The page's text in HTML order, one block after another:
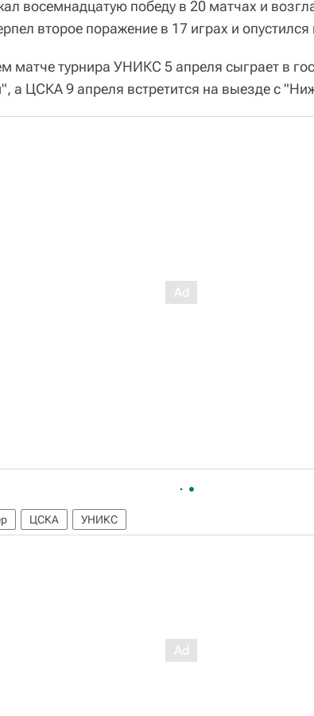
восемнадцатую победу в 20 матчах и
второе поражение в 17 играх и опустился
матче турнира УНИКС 5 апреля сыграет в
а ЦСКА 9 апреля встретится на выезде с
ЦСКА УНИКС